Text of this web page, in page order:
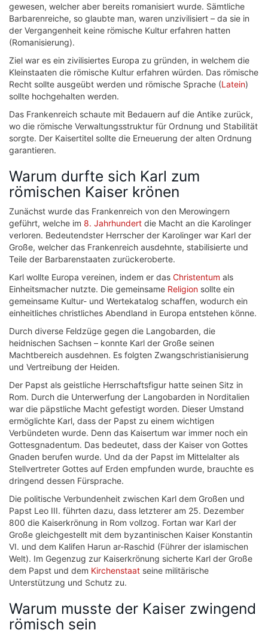
gewesen, welcher aber bereits romanisiert wurde. Sämtliche
Barbarenreiche, so glaubte man, waren unzivilisiert – da sie in
der Vergangenheit keine römische Kultur erfahren hatten
(Romanisierung).
Ziel war es ein zivilisiertes Europa zu gründen, in welchem die
Kleinstaaten die römische Kultur erfahren würden. Das römische
Recht sollte ausgeübt werden und römische Sprache (Latein)
sollte hochgehalten werden.
Das Frankenreich schaute mit Bedauern auf die Antike zurück,
wo die römische Verwaltungsstruktur für Ordnung und Stabilität
sorgte. Der Kaisertitel sollte die Erneuerung der alten Ordnung
garantieren.
Warum durfte sich Karl zum
römischen Kaiser krönen
Zunächst wurde das Frankenreich von den Merowingern
geführt, welche im 8. Jahrhundert die Macht an die Karolinger
verloren. Bedeutendster Herrscher der Karolinger war Karl der
Große, welcher das Frankenreich ausdehnte, stabilisierte und
Teile der Barbarenstaaten zurückeroberte.
Karl wollte Europa vereinen, indem er das Christentum als
Einheitsmacher nutzte. Die gemeinsame Religion sollte ein
gemeinsame Kultur- und Wertekatalog schaffen, wodurch ein
einheitliches christliches Abendland in Europa entstehen könne.
Durch diverse Feldzüge gegen die Langobarden, die
heidnischen Sachsen – konnte Karl der Große seinen
Machtbereich ausdehnen. Es folgten Zwangschristianisierung
und Vertreibung der Heiden.
Der Papst als geistliche Herrschaftsfigur hatte seinen Sitz in
Rom. Durch die Unterwerfung der Langobarden in Norditalien
war die päpstliche Macht gefestigt worden. Dieser Umstand
ermöglichte Karl, dass der Papst zu einem wichtigen
Verbündeten wurde. Denn das Kaisertum war immer noch ein
Gottesgnadentum. Das bedeutet, dass der Kaiser von Gottes
Gnaden berufen wurde. Und da der Papst im Mittelalter als
Stellvertreter Gottes auf Erden empfunden wurde, brauchte es
dringend dessen Fürsprache.
Die politische Verbundenheit zwischen Karl dem Großen und
Papst Leo III. führten dazu, dass letzterer am 25. Dezember
800 die Kaiserkrönung in Rom vollzog. Fortan war Karl der
Große gleichgestellt mit dem byzantinischen Kaiser Konstantin
VI. und dem Kalifen Harun ar-Raschid (Führer der islamischen
Welt). Im Gegenzug zur Kaiserkrönung sicherte Karl der Große
dem Papst und dem Kirchenstaat seine militärische
Unterstützung und Schutz zu.
Warum musste der Kaiser zwingend
römisch sein